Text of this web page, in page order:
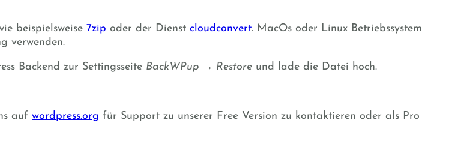
beispielsweise 7zip oder der Dienst cloudconvert. MacOs oder Linux Betriebssystem
verwenden.
Backend zur Settingsseite BackWPup → Restore und lade die Datei hoch.
auf wordpress.org für Support zu unserer Free Version zu kontaktieren oder als Pro